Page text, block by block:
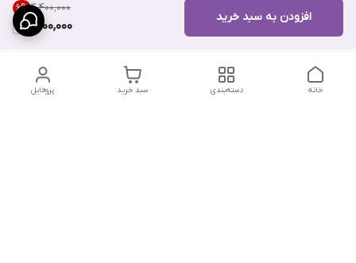
۴٬۴۰۰٬۰۰۰ 6%
4,100,000
افزودن به سبد خرید
پروفایل سبد خرید دسته‌بندی خانه